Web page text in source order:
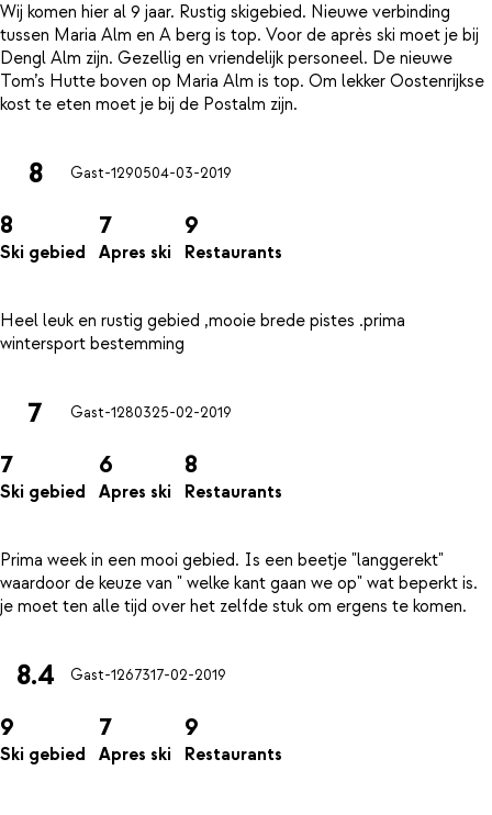
Wij komen hier al 9 jaar. Rustig skigebied. Nieuwe verbinding
tussen Maria Alm en A berg is top. Voor de après ski moet je bij
Dengl Alm zijn. Gezellig en vriendelijk personeel. De nieuwe
Tom’s Hutte boven op Maria Alm is top. Om lekker Oostenrijkse
8 Gast-1290504-03-2019
8
Ski gebied
7
Apres ski
9
Restaurants
Heel leuk en rustig gebied ,mooie brede pistes .prima
7 Gast-1280325-02-2019
7
Ski gebied
6
Apres ski
8
Restaurants
Prima week in een mooi gebied. Is een beetje "langgerekt"
waardoor de keuze van " welke kant gaan we op" wat beperkt is.
8.4 Gast-1267317-02-2019
9
Ski gebied
7
Apres ski
9
Restaurants